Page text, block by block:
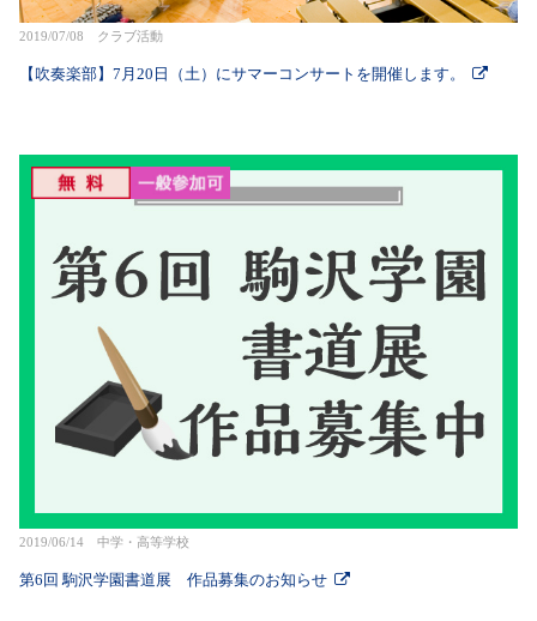
2019/07/08 クラブ活動
【吹奏楽部】7月20日（土）にサマーコンサートを開催します。
2019/06/14 中学・高等学校
第6回 駒沢学園書道展 作品募集のお知らせ